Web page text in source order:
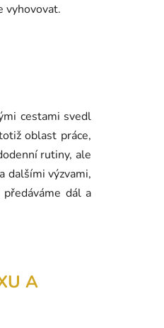
vyhovovat.
cestami svedl
oblast práce,
rutiny, ale
dalšími výzvami,
dál a
A